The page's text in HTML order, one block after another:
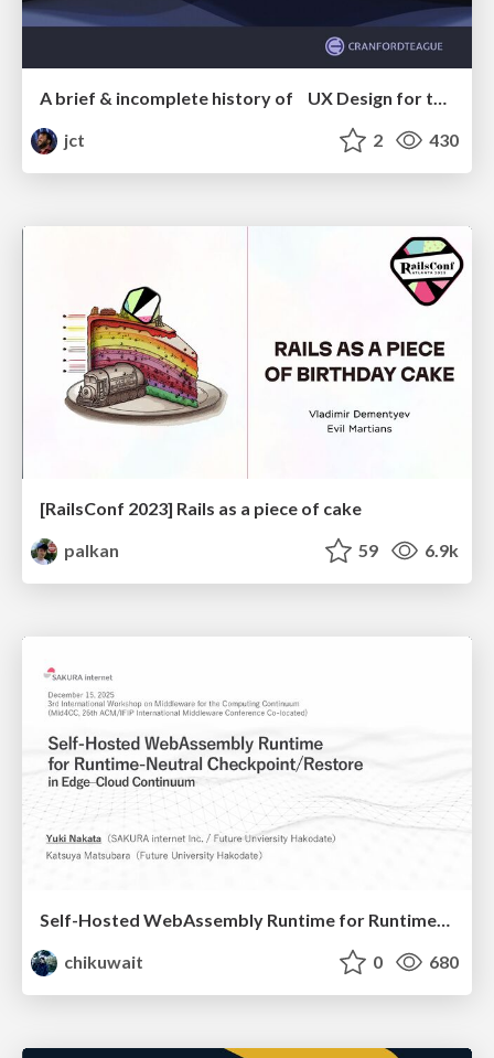
A brief & incomplete history of UX Design for the World Wide Web: 1989–2019
jct
2 430
[RailsConf 2023] Rails as a piece of cake
palkan
59 6.9k
chikuwait
0 680